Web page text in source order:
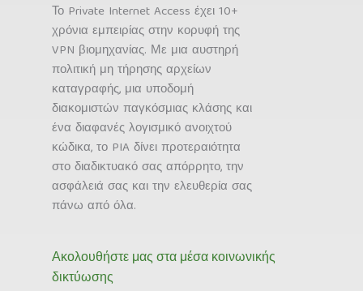
Το Private Internet Access έχει 10+
χρόνια εμπειρίας στην κορυφή της
VPN βιομηχανίας. Με μια αυστηρή
πολιτική μη τήρησης αρχείων
καταγραφής, μια υποδομή
διακομιστών παγκόσμιας κλάσης και
ένα διαφανές λογισμικό ανοιχτού
κώδικα, το PIA δίνει προτεραιότητα
στο διαδικτυακό σας απόρρητο, την
ασφάλειά σας και την ελευθερία σας
πάνω από όλα.
Ακολουθήστε μας στα μέσα κοινωνικής
δικτύωσης